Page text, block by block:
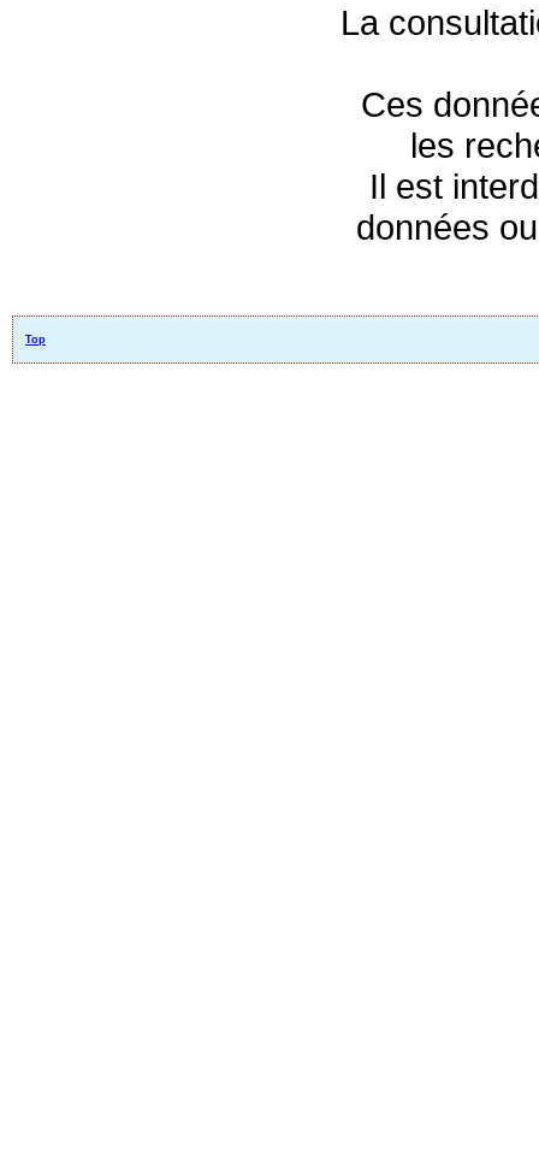
La
Ces
les
Il est
données
Top